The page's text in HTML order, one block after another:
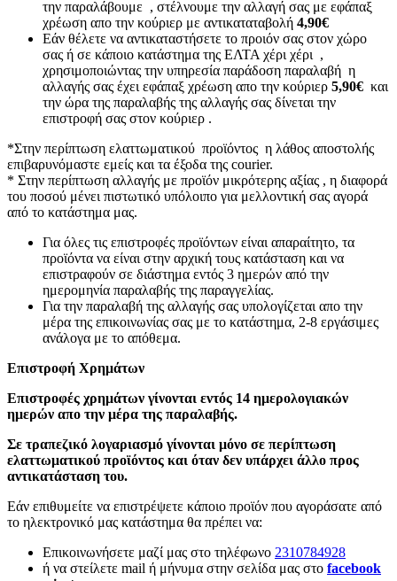
την παραλάβουμε , στέλνουμε την αλλαγή σας με εφάπαξ
χρέωση απο την κούριερ με αντικαταταβολή 4,90€
Εάν θέλετε να αντικαταστήσετε το προιόν σας στον χώρο
σας ή σε κάποιο κατάστημα της ΕΛΤΑ χέρι χέρι ,
χρησιμοποιώντας την υπηρεσία παράδοση παραλαβή η
αλλαγής σας έχει εφάπαξ χρέωση απο την κούριερ 5,90€ και
την ώρα της παραλαβής της αλλαγής σας δίνεται την
επιστροφή σας στον κούριερ .
*Στην περίπτωση ελαττωματικού προϊόντος η λάθος αποστολής
επιβαρυνόμαστε εμείς και τα έξοδα της courier.
* Στην περίπτωση αλλαγής με προϊόν μικρότερης αξίας , η διαφορά
του ποσού μένει πιστωτικό υπόλοιπο για μελλοντική σας αγορά
από το κατάστημα μας.
Για όλες τις επιστροφές προϊόντων είναι απαραίτητο, τα
προϊόντα να είναι στην αρχική τους κατάσταση και να
επιστραφούν σε διάστημα εντός 3 ημερών από την
ημερομηνία παραλαβής της παραγγελίας.
Για την παραλαβή της αλλαγής σας υπολογίζεται απο την
μέρα της επικοινωνίας σας με το κατάστημα, 2-8 εργάσιμες
ανάλογα με το απόθεμα.
Επιστροφή Χρημάτων
Επιστροφές χρημάτων γίνονται εντός 14 ημερολογιακών
ημερών απο την μέρα της παραλαβής.
Σε τραπεζικό λογαριασμό γίνονται μόνο σε περίπτωση
ελαττωματικού προϊόντος και όταν δεν υπάρχει άλλο προς
αντικατάσταση του.
Εάν επιθυμείτε να επιστρέψετε κάποιο προϊόν που αγοράσατε από
το ηλεκτρονικό μας κατάστημα θα πρέπει να:
Επικοινωνήσετε μαζί μας στο τηλέφωνο 2310784928
ή να στείλετε mail ή μήνυμα στην σελίδα μας στο facebook